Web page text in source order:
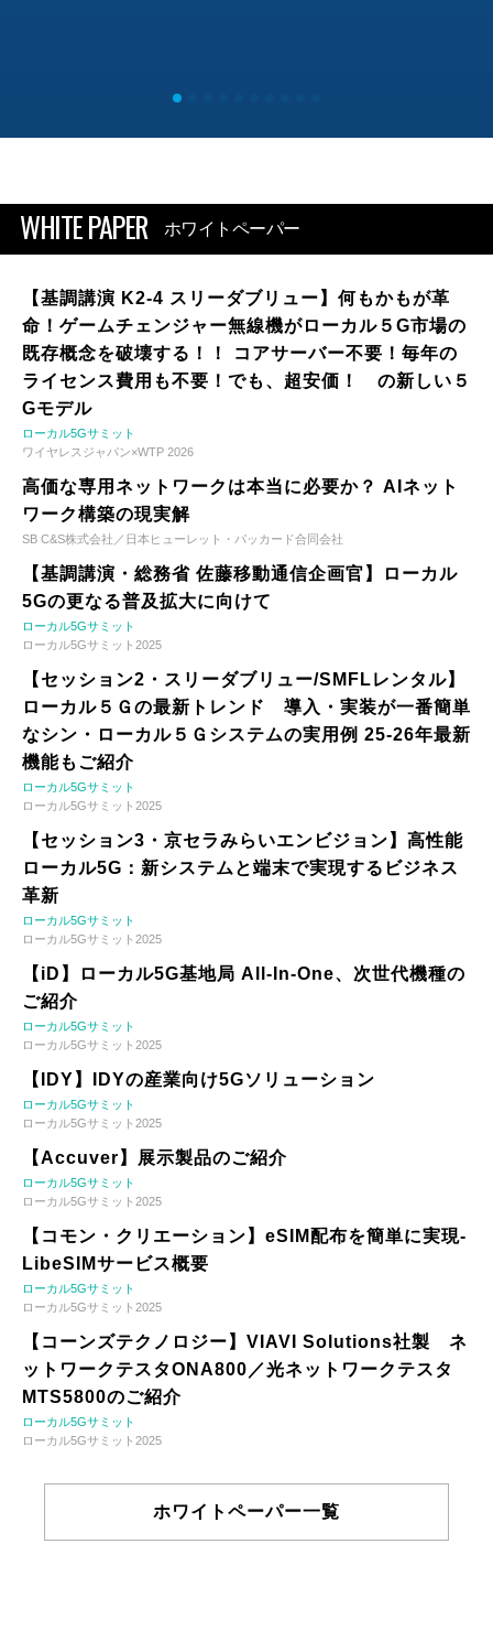
WHITE PAPER ホワイトペーパー
【基調講演 K2-4 スリーダブリュー】何もかもが革
命！ゲームチェンジャー無線機がローカル５G市場の
既存概念を破壊する！！ コアサーバー不要！毎年の
ライセンス費用も不要！でも、超安価！ の新しい５
Gモデル
ローカル5Gサミット
ワイヤレスジャパン×WTP 2026
高価な専用ネットワークは本当に必要か？ AIネット
ワーク構築の現実解
SB C&S株式会社／日本ヒューレット・パッカード合同会社
【基調講演・総務省 佐藤移動通信企画官】ローカル
5Gの更なる普及拡大に向けて
ローカル5Gサミット
ローカル5Gサミット2025
【セッション2・スリーダブリュー/SMFLレンタル】
ローカル５Ｇの最新トレンド 導入・実装が一番簡単
なシン・ローカル５Ｇシステムの実用例 25-26年最新
機能もご紹介
ローカル5Gサミット
ローカル5Gサミット2025
【セッション3・京セラみらいエンビジョン】高性能
ローカル5G：新システムと端末で実現するビジネス
革新
ローカル5Gサミット
ローカル5Gサミット2025
【iD】ローカル5G基地局 All-In-One、次世代機種の
ご紹介
ローカル5Gサミット
ローカル5Gサミット2025
【IDY】IDYの産業向け5Gソリューション
ローカル5Gサミット
ローカル5Gサミット2025
【Accuver】展示製品のご紹介
ローカル5Gサミット
ローカル5Gサミット2025
【コモン・クリエーション】eSIM配布を簡単に実現-
LibeSIMサービス概要
ローカル5Gサミット
ローカル5Gサミット2025
【コーンズテクノロジー】VIAVI Solutions社製 ネ
ットワークテスタONA800／光ネットワークテスタ
MTS5800のご紹介
ローカル5Gサミット
ローカル5Gサミット2025
ホワイトペーパー一覧